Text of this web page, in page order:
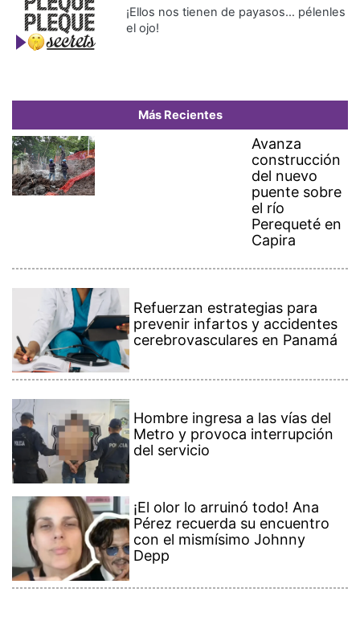
el ojo!
Más Recientes
Avanza
construcción
del nuevo
puente sobre
el río
Perequeté en
Capira
prevenir infartos y accidentes
cerebrovasculares en Panamá
Metro y provoca interrupción
del servicio
Pérez recuerda su encuentro
con el mismísimo Johnny
Depp